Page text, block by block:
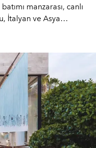
manzarası, canlı
İtalyan ve Asya